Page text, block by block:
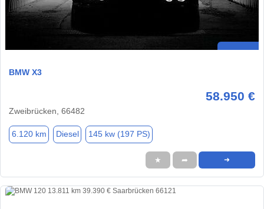
BMW X3
58.950 €
Zweibrücken, 66482
6.120 km Diesel 145 kw (197 PS)
★ ➦ ➜